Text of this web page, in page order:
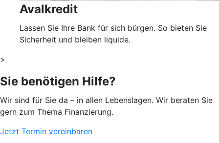
Avalkredit
Lassen Sie Ihre Bank für sich bürgen. So bieten Sie
Sicherheit und bleiben liquide.
>
Sie benötigen Hilfe?
Wir sind für Sie da – in allen Lebenslagen. Wir beraten Sie
gern zum Thema Finanzierung.
Jetzt Termin vereinbaren